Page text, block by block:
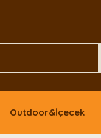
Outdoor&İçecek